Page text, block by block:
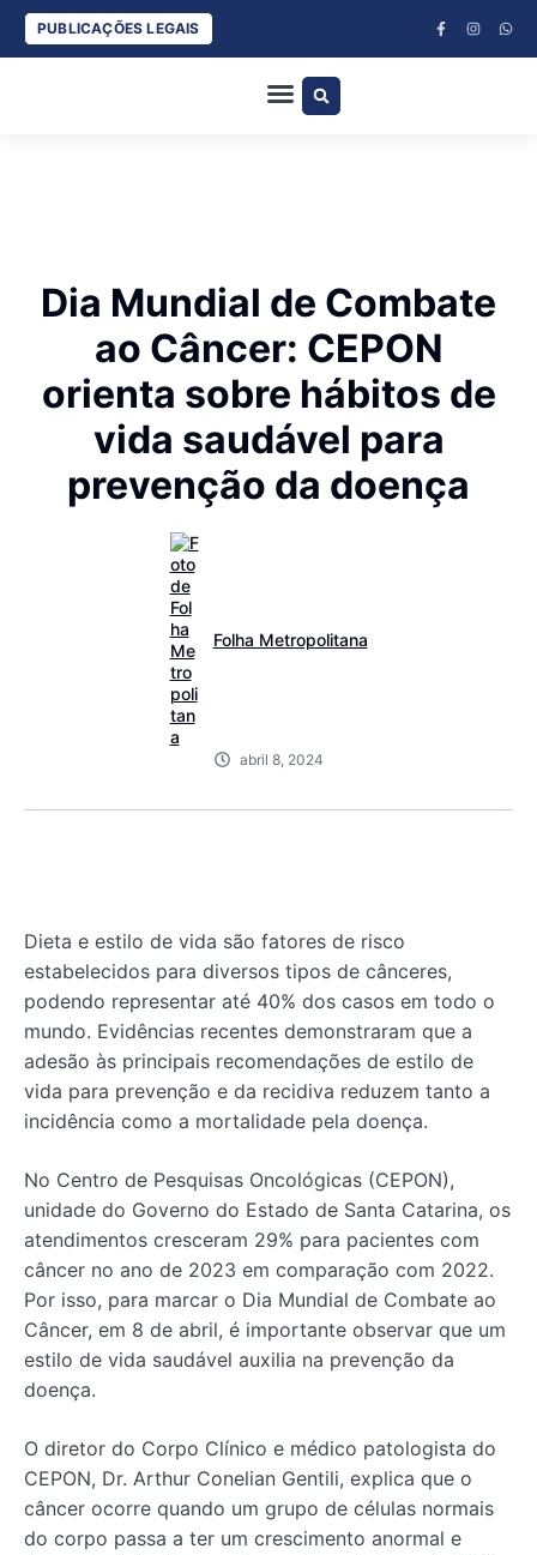
PUBLICAÇÕES LEGAIS
Dia Mundial de Combate
ao Câncer: CEPON
orienta sobre hábitos de
vida saudável para
prevenção da doença
Folha Metropolitana
abril 8, 2024
Dieta e estilo de vida são fatores de risco
estabelecidos para diversos tipos de cânceres,
podendo representar até 40% dos casos em todo o
mundo. Evidências recentes demonstraram que a
adesão às principais recomendações de estilo de
vida para prevenção e da recidiva reduzem tanto a
incidência como a mortalidade pela doença.
No Centro de Pesquisas Oncológicas (CEPON),
unidade do Governo do Estado de Santa Catarina, os
atendimentos cresceram 29% para pacientes com
câncer no ano de 2023 em comparação com 2022.
Por isso, para marcar o Dia Mundial de Combate ao
Câncer, em 8 de abril, é importante observar que um
estilo de vida saudável auxilia na prevenção da
doença.
O diretor do Corpo Clínico e médico patologista do
CEPON, Dr. Arthur Conelian Gentili, explica que o
câncer ocorre quando um grupo de células normais
do corpo passa a ter um crescimento anormal e